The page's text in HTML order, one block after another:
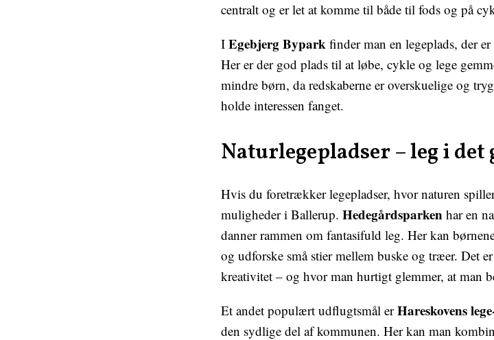
centralt og er let at komme til både til fods og på
I Egebjerg Bypark finder man en legeplads, der
Her er der god plads til at løbe, cykle og lege
mindre børn, da redskaberne er overskuelige og
holde interessen fanget.
Naturlegepladser – leg i det
Hvis du foretrækker legepladser, hvor naturen
muligheder i Ballerup. Hedegårdsparken har en
danner rammen om fantasifuld leg. Her kan
og udforske små stier mellem buske og træer. Det
kreativitet – og hvor man hurtigt glemmer, at man
Et andet populært udflugtsmål erHareskovens
den sydlige del af kommunen. Her kan man